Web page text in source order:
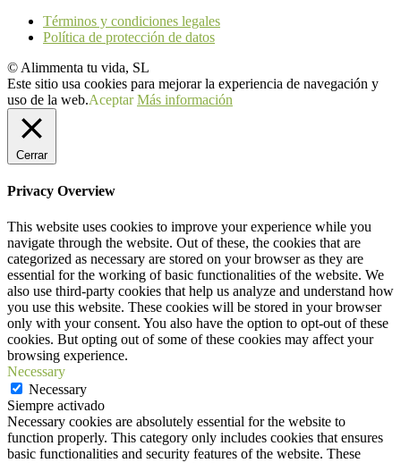
Términos y condiciones legales
Política de protección de datos
© Alimmenta tu vida, SL
Este sitio usa cookies para mejorar la experiencia de navegación y
uso de la web.Aceptar Más información
Cerrar
Privacy Overview
This website uses cookies to improve your experience while you
navigate through the website. Out of these, the cookies that are
categorized as necessary are stored on your browser as they are
essential for the working of basic functionalities of the website. We
also use third-party cookies that help us analyze and understand how
you use this website. These cookies will be stored in your browser
only with your consent. You also have the option to opt-out of these
cookies. But opting out of some of these cookies may affect your
browsing experience.
Necessary
Necessary
Siempre activado
Necessary cookies are absolutely essential for the website to
function properly. This category only includes cookies that ensures
basic functionalities and security features of the website. These